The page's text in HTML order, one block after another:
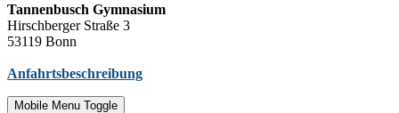
Tannenbusch Gymnasium
Hirschberger Straße 3
53119 Bonn
Anfahrtsbeschreibung
Mobile Menu Toggle